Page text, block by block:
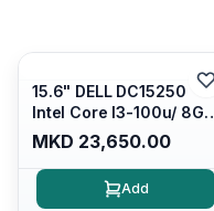
15.6" DELL DC15250
Intel Core I3-100u/ 8GB
DDR4/ 512GB SSD M.2/
Iris Xe Graphics/ 120Hz
Anti-glare LED Display/
Backlit Kb/ Platinum
MKD 23,650.00
Add